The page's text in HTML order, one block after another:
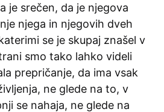
je srečen, da je njegova
njega in njegovih dveh
se je skupaj znašel v
smo tako lahko videli
prepričanje, da ima vsak
ne glede na to, v
se nahaja, ne glede na